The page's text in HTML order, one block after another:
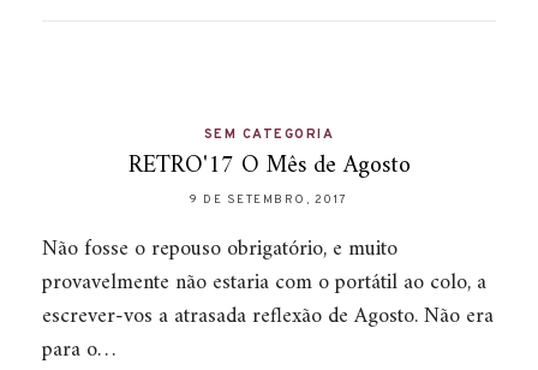
SEM CATEGORIA
RETRO'17 O Mês de Agosto
9 DE SETEMBRO, 2017
Não fosse o repouso obrigatório, e muito
provavelmente não estaria com o portátil ao colo, a
escrever-vos a atrasada reflexão de Agosto. Não era
para o…